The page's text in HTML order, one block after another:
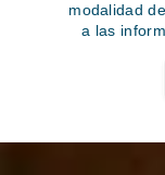
modalidad
a las